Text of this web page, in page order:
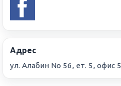
Адрес
ул. Алабин No 56, ет. 5, офис 5